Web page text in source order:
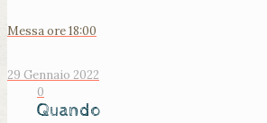
Messa ore 18:00
29 Gennaio 2022
0
Quando